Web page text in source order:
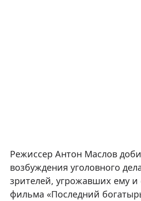
Режиссер Антон Маслов
возбуждения уголовного
зрителей, угрожавших ему и
фильма «Последний